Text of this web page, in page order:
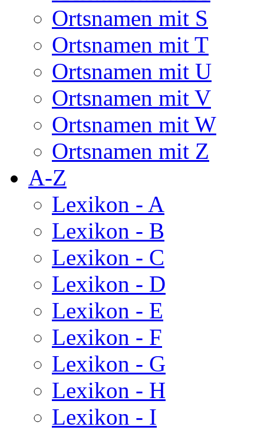
Ortsnamen mit S
Ortsnamen mit T
Ortsnamen mit U
Ortsnamen mit V
Ortsnamen mit W
Ortsnamen mit Z
A-Z
Lexikon - A
Lexikon - B
Lexikon - C
Lexikon - D
Lexikon - E
Lexikon - F
Lexikon - G
Lexikon - H
Lexikon - I